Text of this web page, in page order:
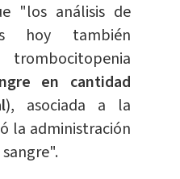
"los análisis de
hoy también
en cantidad
), asociada a la
la administración